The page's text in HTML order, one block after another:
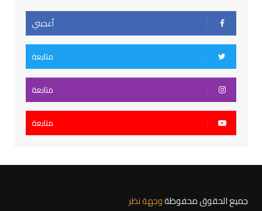
أعجبني
متابعة
متابعة
متابعة
جميع الحقوق محفوظةوجهة نظر